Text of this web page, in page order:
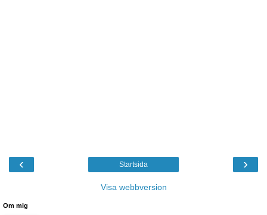
‹ ›
Startsida
Visa webbversion
Om mig